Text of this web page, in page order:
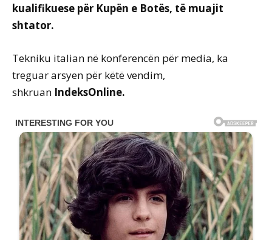
kualifikuese për Kupën e Botës, të muajit
shtator.
Tekniku italian në konferencën për media, ka
treguar arsyen për këtë vendim,
shkruan IndeksOnline.